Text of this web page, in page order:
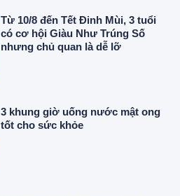
Từ 10/8 đến Tết Đinh Mùi, 3 tuổi
có cơ hội Giàu Như Trúng Số
nhưng chủ quan là dễ lỡ
3 khung giờ uống nước mật ong
tốt cho sức khỏe